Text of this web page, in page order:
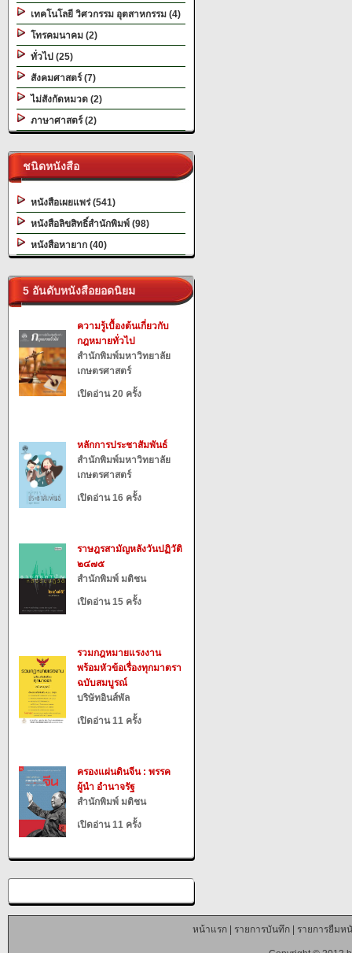
เทคโนโลยี วิศวกรรม อุตสาหกรรม (4)
โทรคมนาคม (2)
ทั่วไป (25)
สังคมศาสตร์ (7)
ไม่สังกัดหมวด (2)
ภาษาศาสตร์ (2)
ชนิดหนังสือ
หนังสือเผยแพร่ (541)
หนังสือลิขสิทธิ์สำนักพิมพ์ (98)
หนังสือหายาก (40)
5 อันดับหนังสือยอดนิยม
ความรู้เบื้องต้นเกี่ยวกับ
กฎหมายทั่วไป
สำนักพิมพ์มหาวิทยาลัย
เกษตรศาสตร์
เปิดอ่าน 20 ครั้ง
หลักการประชาสัมพันธ์
สำนักพิมพ์มหาวิทยาลัย
เกษตรศาสตร์
เปิดอ่าน 16 ครั้ง
ราษฎรสามัญหลังวันปฏิวัติ
๒๔๗๕
สำนักพิมพ์ มติชน
เปิดอ่าน 15 ครั้ง
รวมกฎหมายแรงงาน
พร้อมหัวข้อเรื่องทุกมาตรา
ฉบับสมบูรณ์
บริษัทอินส์พัล
เปิดอ่าน 11 ครั้ง
ครองแผ่นดินจีน : พรรค
ผู้นำ อำนาจรัฐ
สำนักพิมพ์ มติชน
เปิดอ่าน 11 ครั้ง
หน้าแรก| รายการบันทึก| รายการยืมห